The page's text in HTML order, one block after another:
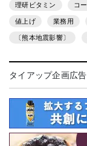
理研ビタミン コ
値上げ 業務用
〔熊本地震影響〕
タイアップ企画広告